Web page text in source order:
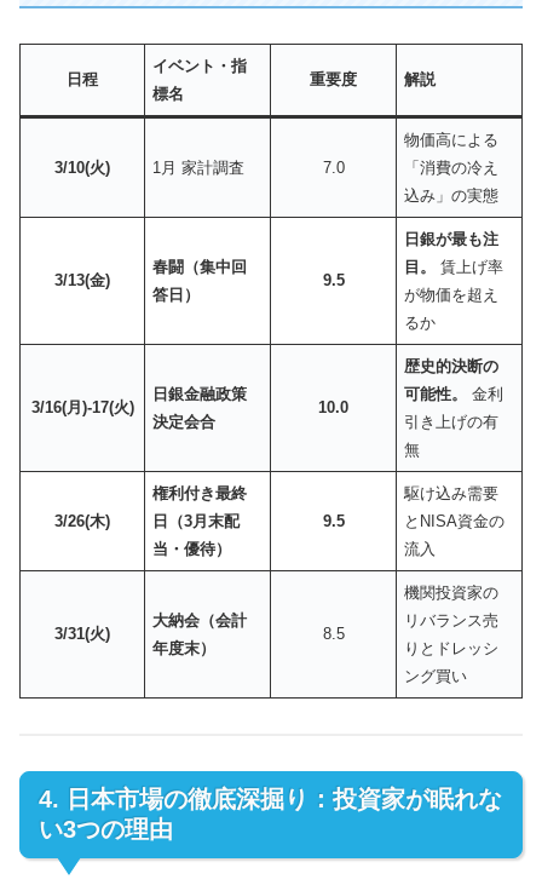
日程
イベント・指
標名
重要度 解説
3/10(火) 1月 家計調査 7.0
物価高による
「消費の冷え
込み」の実態
3/13(金)
春闘（集中回
答日）
9.5
日銀が最も注
目。
賃上げ率
が物価を超え
るか
3/16(月)-17(火)
日銀金融政策
決定会合
10.0
歴史的決断の
可能性。
金利
引き上げの有
無
3/26(木)
権利付き最終
日（3月末配
当・優待）
9.5
駆け込み需要
とNISA資金の
流入
3/31(火)
大納会（会計
年度末）
8.5
機関投資家の
リバランス売
りとドレッシ
ング買い
4. 日本市場の徹底深掘り：投資家が眠れな
い3つの理由